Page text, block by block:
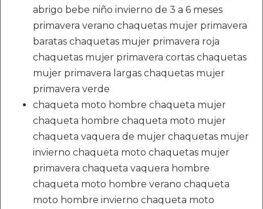
abrigo bebe niño invierno de 3 a 6 meses
primavera verano chaquetas mujer primavera
baratas chaquetas mujer primavera roja
chaquetas mujer primavera cortas chaquetas
mujer primavera largas chaquetas mujer
primavera verde
chaqueta moto hombre chaqueta mujer
chaqueta hombre chaqueta moto mujer
chaqueta vaquera de mujer chaquetas mujer
invierno chaqueta moto chaquetas mujer
primavera chaqueta vaquera hombre
chaqueta moto hombre verano chaqueta
moto hombre invierno chaqueta moto